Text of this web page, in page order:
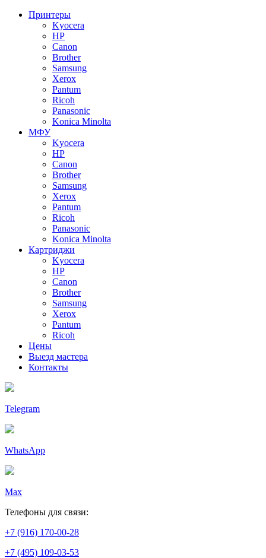
Принтеры
Kyocera
HP
Canon
Brother
Samsung
Xerox
Pantum
Ricoh
Panasonic
Konica Minolta
МФУ
Kyocera
HP
Canon
Brother
Samsung
Xerox
Pantum
Ricoh
Panasonic
Konica Minolta
Картриджи
Kyocera
HP
Canon
Brother
Samsung
Xerox
Pantum
Ricoh
Цены
Выезд мастера
Контакты
Telegram
WhatsApp
Max
Телефоны для связи:
+7 (916) 170-00-28
+7 (495) 109-03-53